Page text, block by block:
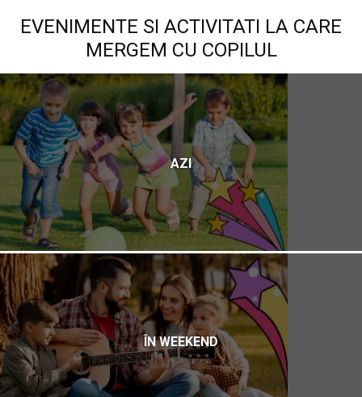
EVENIMENTE SI ACTIVITATI LA CARE
MERGEM CU COPILUL
AZI
ÎN WEEKEND